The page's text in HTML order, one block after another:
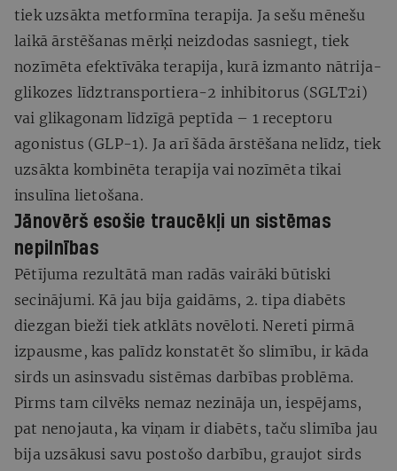
tiek uzsākta metformīna terapija. Ja sešu mēnešu
laikā ārstēšanas mērķi neizdodas sasniegt, tiek
nozīmēta efektīvāka terapija, kurā izmanto nātrija-
glikozes līdztransportiera-2 inhibitorus (SGLT2i)
vai glikagonam līdzīgā peptīda – 1 receptoru
agonistus (GLP-1). Ja arī šāda ārstēšana nelīdz, tiek
uzsākta kombinēta terapija vai nozīmēta tikai
insulīna lietošana.
Jānovērš esošie traucēkļi un sistēmas
nepilnības
Pētījuma rezultātā man radās vairāki būtiski
secinājumi. Kā jau bija gaidāms, 2. tipa diabēts
diezgan bieži tiek atklāts novēloti. Nereti pirmā
izpausme, kas palīdz konstatēt šo slimību, ir kāda
sirds un asinsvadu sistēmas darbības problēma.
Pirms tam cilvēks nemaz nezināja un, iespējams,
pat nenojauta, ka viņam ir diabēts, taču slimība jau
bija uzsākusi savu postošo darbību, graujot sirds